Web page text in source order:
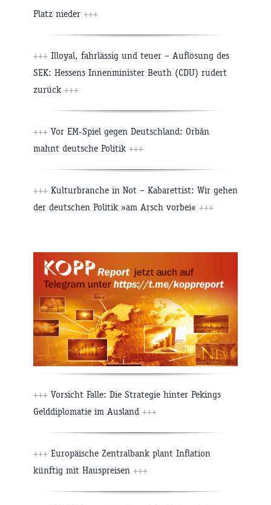
Platz nieder +++
+++ Illoyal, fahrlässig und teuer – Auflösung des
SEK: Hessens Innenminister Beuth (CDU) rudert
zurück +++
+++ Vor EM-Spiel gegen Deutschland: Orbán
mahnt deutsche Politik +++
+++ Kulturbranche in Not – Kabarettist: Wir gehen
der deutschen Politik »am Arsch vorbei« +++
+++ Vorsicht Falle: Die Strategie hinter Pekings
Gelddiplomatie im Ausland +++
+++ Europäische Zentralbank plant Inflation
künftig mit Hauspreisen +++